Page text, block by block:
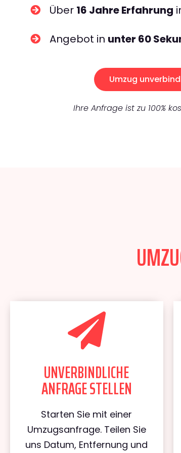
Über 16 Jahre Erfahrung
Angebot in unter 60
Umzug
Ihre Anfrage ist zu 100%
UNVERBINDLICHE
ANFRAGE STELLEN
Starten Sie mit einer
Umzugsanfrage. Teilen Sie
uns Datum, Entfernung und